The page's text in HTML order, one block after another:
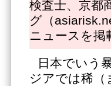
検査士、京都
グ（
ニュースを掲
日本でいう
ジアでは稀（